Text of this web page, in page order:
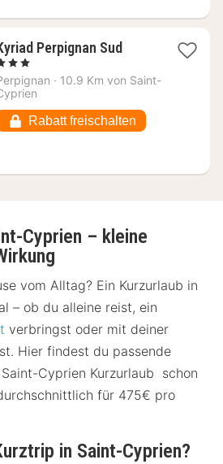
Perpignan Sud1
ab
Sterne
· 10.9 Km von Saint-
Rabatt freischalten
Cyprien – kleine
vom Alltag? Ein Kurzurlaub in
– ob du alleine reist, ein
verbringst oder mit deiner
Hier findest du passende
Cyprien Kurzurlaub schon
für 475€ pro
in Saint-Cyprien?